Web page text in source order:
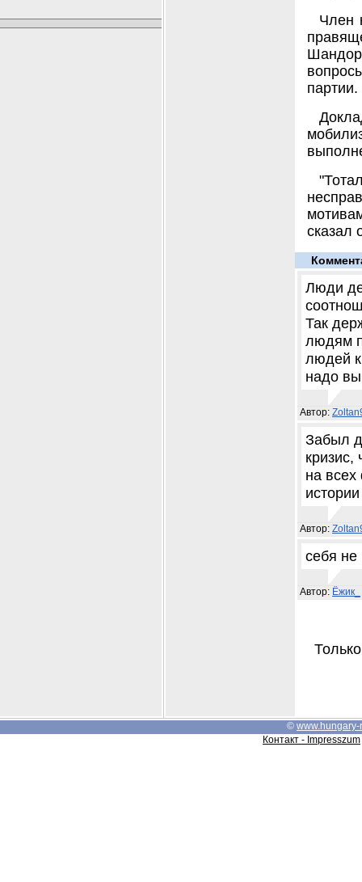
Член
партии.
сказал
Люди
Так
людям
людей к
надо
Автор:
Забыл
кризис,
на
Автор:
себя
Автор: Ёжик_
© www.hungary-
Контакт - Impresszum